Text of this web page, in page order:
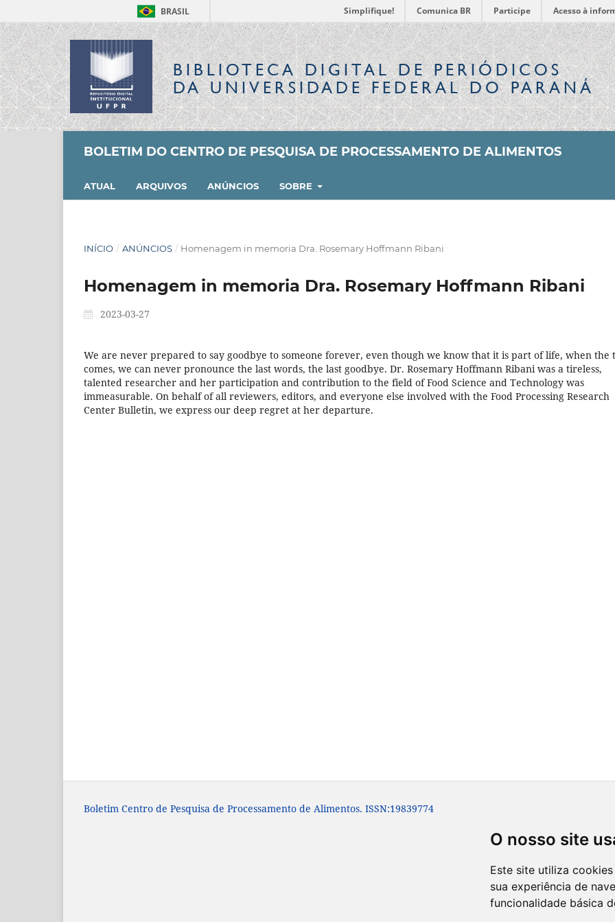
O nosso site
Este site utiliza
sua experiência de
funcionalidade básica
BRASIL Simplifique! Comunica BR Participe Acesso à
BIBLIOTECA DIGITALDE PERIÓDICOS
DA UNIVERSIDADE FEDERAL DO PARANÁ
BOLETIM DO CENTRO DE PESQUISA DE PROCESSAMENTO DE ALIMENTOS
ATUAL ARQUIVOS ANÚNCIOS SOBRE
INÍCIO / ANÚNCIOS / Homenagem in memoria Dra. Rosemary Hoffmann Ribani
Homenagem in memoria Dra. Rosemary Hoffmann Ribani
2023-03-27
We are never prepared to say goodbye to someone forever, even though we know that it is part of life, when the
comes, we can never pronounce the last words, the last goodbye. Dr. Rosemary Hoffmann Ribani was a tireless,
talented researcher and her participation and contribution to the field of Food Science and Technology was
immeasurable. On behalf of all reviewers, editors, and everyone else involved with the Food Processing Research
Center Bulletin, we express our deep regret at her departure.
Boletim Centro de Pesquisa de Processamento de Alimentos. ISSN:19839774